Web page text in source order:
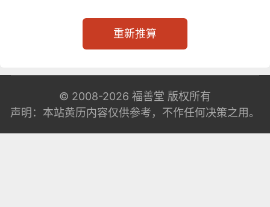
重新推算
© 2008-2026 福善堂 版权所有
声明：本站黄历内容仅供参考，不作任何决策之用。